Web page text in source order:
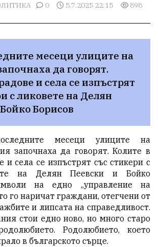
0 5.7.2025 22:15 898
месеци улиците на
да говорят.
и села се изпъстрят
с ликовете на Делян
Борисов
месеци улиците на
започнаха да говорят. Колите в
и села се изпъстрят със стикери с
на Делян Пеевски и Бойко
на едно „управление на
го наричат граждани, отегчени от
и липсата на справедливост.
стои едно ново, но много старо
Родолюбието, което
в българското сърце.